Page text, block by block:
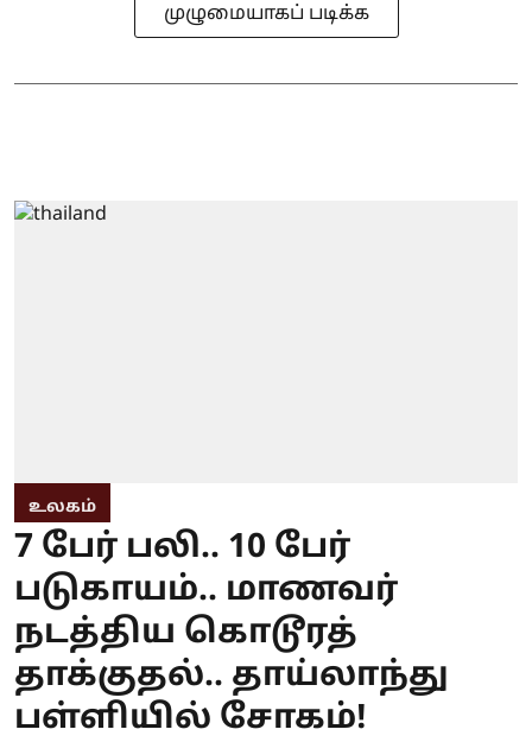
முழுமையாகப் படிக்க
உலகம்
7 பேர் பலி.. 10 பேர்
படுகாயம்.. மாணவர்
நடத்திய கொடூரத்
தாக்குதல்.. தாய்லாந்து
பள்ளியில் சோகம்!